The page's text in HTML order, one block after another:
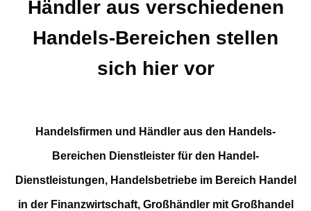
Händler aus verschiedenen
Handels-Bereichen stellen
sich hier vor
Handelsfirmen und Händler aus den Handels-
Bereichen Dienstleister für den Handel-
Dienstleistungen, Handelsbetriebe im Bereich Handel
in der Finanzwirtschaft, Großhändler mit Großhandel